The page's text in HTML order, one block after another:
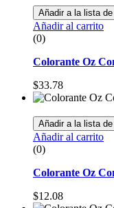
Añadir a la lista
Añadir al carrito
(0)
Colorante Oz
$33.78
Añadir a la lista
Añadir al carrito
(0)
Colorante Oz
$12.08